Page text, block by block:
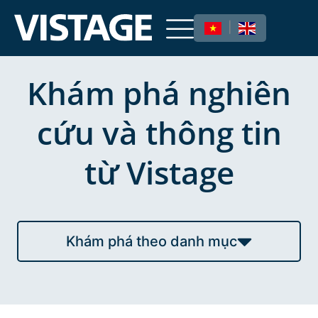
Khám phá nghiên
cứu và thông tin
từ Vistage
Khám phá theo danh mục